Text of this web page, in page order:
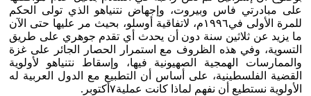
على مبادرتي فاس وبيروت، وإجهاض نتنياهو الذي تولى الحكم
للمرة الأولى في١٩٩٦م، لاتفاقية أوسلو، بحيث مر عليها حتى الآن
ما يزيد عن ثلاثين سنة دون أن يحدث أي تقدم جوهري على طريق
التسوية، وفي هذه الظروف مع استمرار الحصار الجائر على غزة
والممارسات الهمجية الصهيونية فيها، وإسقاط نتنياهو لأولوية
القضية الفلسطينية، على أساس أن التطبيع مع الدول العربية له
الأولوية نستطيع أن نفهم لماذا كانت عملية٧أكتوبر.